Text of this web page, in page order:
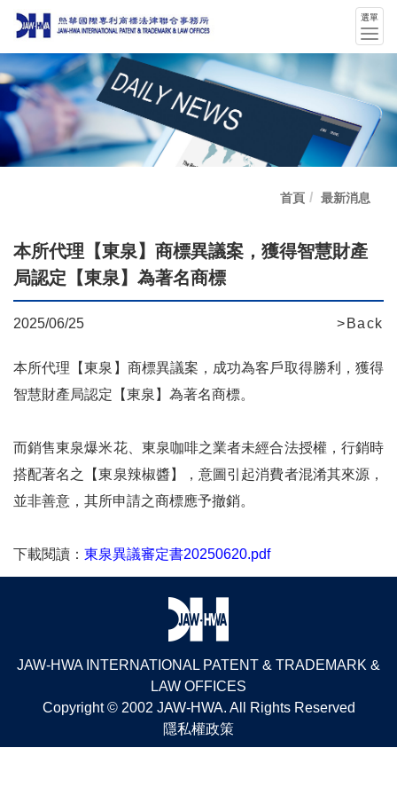
選
單
換
選單
首頁 最新消息
本所代理【東泉】商標異議案，獲得智慧財產
局認定【東泉】為著名商標
2025/06/25 >Back
本所代理【東泉】商標異議案，成功為客戶取得勝利，獲得
智慧財產局認定【東泉】為著名商標。
而銷售東泉爆米花、東泉咖啡之業者未經合法授權，行銷時
搭配著名之【東泉辣椒醬】，意圖引起消費者混淆其來源，
並非善意，其所申請之商標應予撤銷。
下載閱讀： 東泉異議審定書20250620.pdf
JAW-HWA INTERNATIONAL PATENT & TRADEMARK &
LAW OFFICES
Copyright © 2002 JAW-HWA. All Rights Reserved
隱私權政策